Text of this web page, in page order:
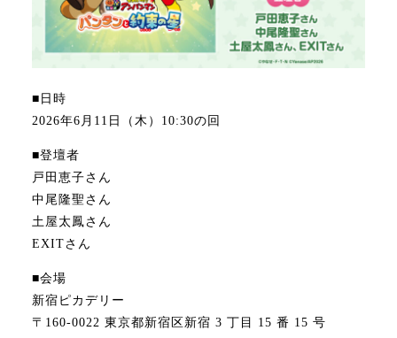
■日時
2026年6月11日（木）10:30の回
■登壇者
戸田恵子さん
中尾隆聖さん
土屋太鳳さん
EXITさん
■会場
新宿ピカデリー
〒160-0022 東京都新宿区新宿 3 丁目 15 番 15 号